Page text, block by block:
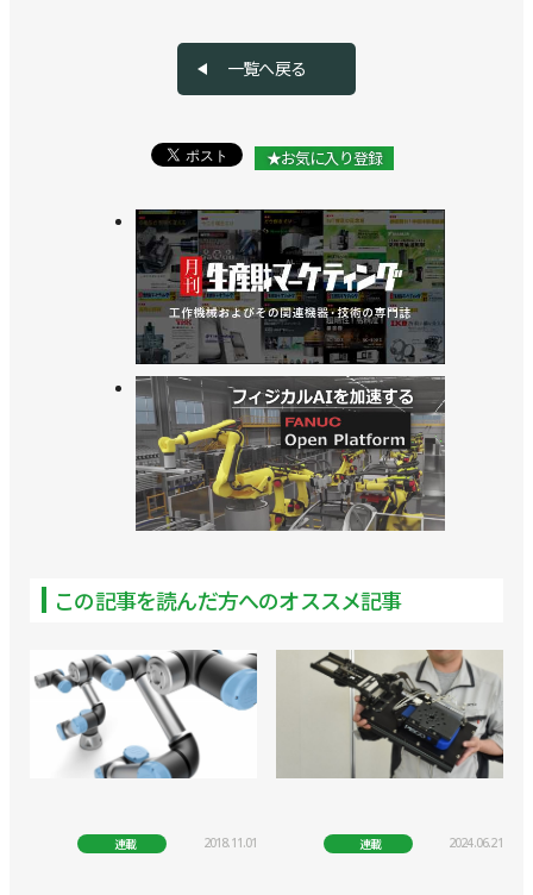
>>[iREX2025リポートvol.4]最新のデジタルツイン工
場をブースに再現
>>NTTグループと資本・業務提携し、データ管理を
>>AGVに新モデルを追加／Mujin
>>[SI基礎講座vol.21] 技術者倫理と法知識①
>>グローバル経営組織を新たに発足／Mujin
>>[ショールーム探訪vol.38]理解を深めてもらう場所
に／Mujin「愛知ロボットイノベーションセンター」
>>オートメーションストラテジー本部を新設／
Mujin
採用／Mujin
>>半導体洗浄装置の組み立て工程の物流自動化を実
現／Mujin
一覧へ戻る
★お気に入り登録
この記事を読んだ方へのオススメ記事
連載 2018.11.01 連載 2024.06.21